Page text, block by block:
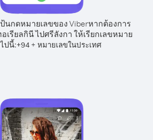
นกดหมายเลขของ Viberหากต้องการ
เรียลกินี ไปศรีลังกา ให้เรียกเลขหมาย
ปนี้:+94 + หมายเลขในประเทศ